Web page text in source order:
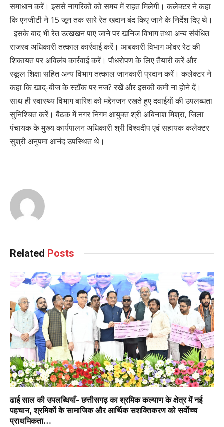
समाधान करें। इससे नागरिकों को समय में राहत मिलेगी। कलेक्टर ने कहा
कि एनजीटी ने 15 जून तक सारे रेत खदान बंद किए जाने के निर्देश दिए थे।
इसके बाद भी रेत उत्खखन पाए जाने पर खनिज विभाग तथा अन्य संबंधित
राजस्व अधिकारी तत्काल कार्रवाई करें। आबकारी विभाग ओवर रेट की
शिकायत पर अविलंब कार्रवाई करें। पौधरोपण के लिए तैयारी करें और
स्कूल शिक्षा सहित अन्य विभाग तत्काल जानकारी प्रदान करें। कलेक्टर ने
कहा कि खाद्-बीज के स्टॉक पर नज? रखें और इसकी कमी ना होने दें।
साथ ही स्वास्थ्य विभाग बारिश को मद्देनजन रखते हुए दवाईयों की उपलब्धता
सुनिश्चित करें। बैठक में नगर निगम आयुक्त श्री अबिनाश मिश्रा, जिला
पंचायक के मुख्य कार्यपालन अधिकारी श्री विश्वदीप एवं सहायक कलेक्टर
सुश्री अनुपमा आनंद उपस्थित थे।
Related Posts
ढाई साल की उपलब्धियाँ- छत्तीसगढ़ का श्रमिक कल्याण के क्षेत्र में नई
पहचान, श्रमिकों के सामाजिक और आर्थिक सशक्तिकरण को सर्वाेच्च
प्राथमिकता…